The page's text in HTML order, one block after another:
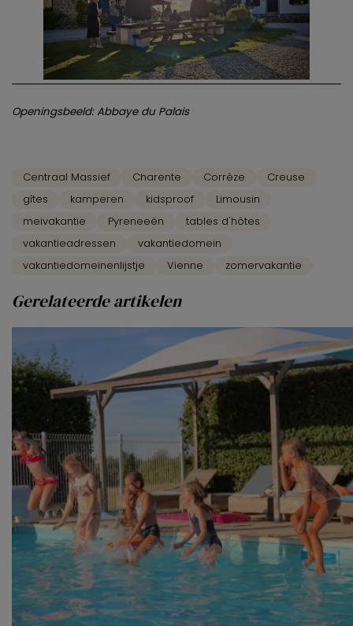
Openingsbeeld: Abbaye du Palais
Centraal Massief Charente Corrèze
Creuse
gîtes
kamperen kidsproof
Limousin
meivakantie
Pyreneeën
tables d'hôtes
vakantieadressen
vakantiedomein
vakantiedomeinenlijstje
Vienne zomervakantie
Gerelateerde artikelen